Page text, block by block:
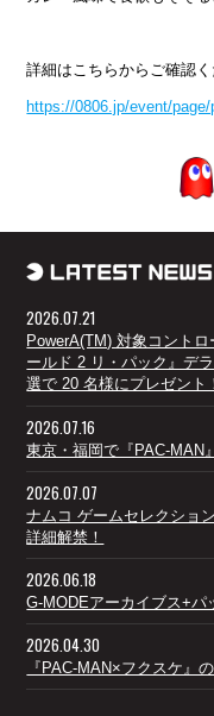
詳細はこちらからご確認く
https://0806.jp/event/
2026.07.21
PowerA(TM) 対象コント
ールド 2 リ・パック』デ
選で 20 名様にプレゼント
2026.07.16
東京・福岡で『PAC-MAN
2026.07.07
ナムコ ゲームセレクショ
詳細解禁！
2026.06.18
G-MODEアーカイブス+パ
2026.04.30
『PAC-MAN×フクスケ』